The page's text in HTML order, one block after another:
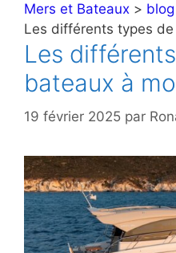
Mers et Bateaux >
Les différents types
Les
bateaux à
19 février 2025 par